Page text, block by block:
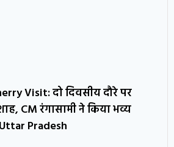
Visit: दो दिवसीय दौरे पर
CM रंगासामी ने किया भव्य
Pradesh